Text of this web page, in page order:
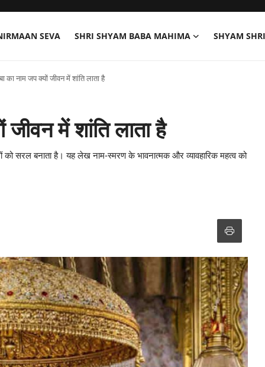
SEVA SHRI SHYAM BABA MAHIMA SHYAM
का नाम जप क्यों जीवन में शांति लाता है
जीवन में शांति लाता है
सरल बनाता है। यह लेख नाम-स्मरण के भावनात्मक और व्यावहारिक महत्व को